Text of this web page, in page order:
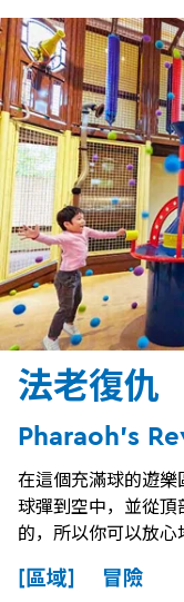
法老復仇
Pharaoh's
在這個充滿球的遊
球彈到空中，並從
的，所以你可以放心
[區域] 冒險